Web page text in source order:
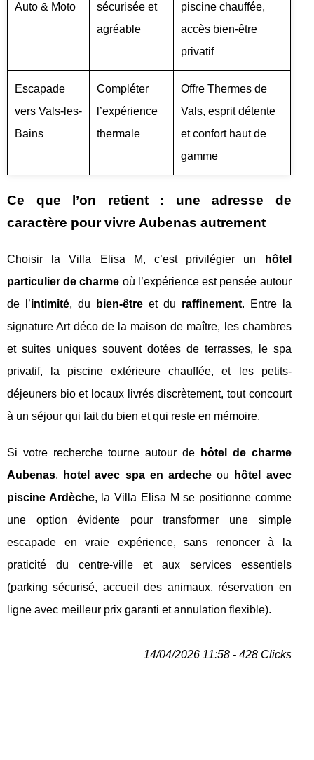
Auto & Moto
sécurisée et
agréable
piscine chauffée,
accès bien-être
privatif
Escapade
vers Vals-les-
Bains
Compléter
l’expérience
thermale
Offre Thermes de
Vals, esprit détente
et confort haut de
gamme
Ce que l’on retient : une adresse de
caractère pour vivre Aubenas autrement
Choisir la Villa Elisa M, c’est privilégier un
hôtel
particulier de charme où l’expérience est pensée autour
de l’intimité, du bien-êtreet du raffinement. Entre la
signature Art déco de la maison de maître, les chambres
et suites uniques souvent dotées de terrasses, le spa
privatif, la piscine extérieure chauffée, et les petits-
déjeuners bio et locaux livrés discrètement, tout concourt
à un séjour qui fait du bien et qui reste en mémoire.
Si votre recherche tourne autour de
hôtel de charme
Aubenas, hotel avec spa en ardeche ou
hôtel avec
piscine Ardèche, la Villa Elisa M se positionne comme
une option évidente pour transformer une simple
escapade en vraie expérience, sans renoncer à la
praticité du centre-ville et aux services essentiels
(parking sécurisé, accueil des animaux, réservation en
ligne avec meilleur prix garanti et annulation flexible).
14/04/2026 11:58 - 428 Clicks